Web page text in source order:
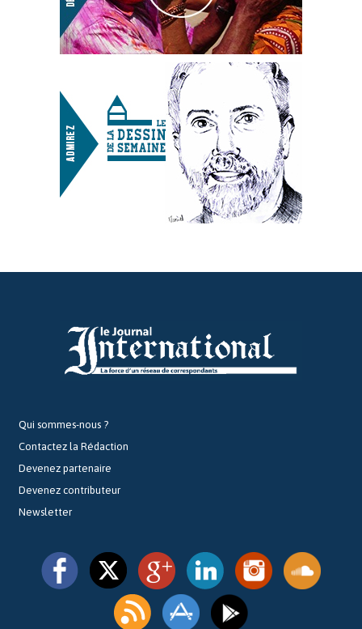
Qui sommes-nous ?
Contactez la Rédaction
Devenez partenaire
Devenez contributeur
Newsletter